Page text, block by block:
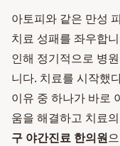
아토피와 같은 만성
치료 성패를 좌우합
인해 정기적으로 병
니다. 치료를 시작했
이유 중 하나가 바로
움을 해결하고 치료
구 야간진료 한의원